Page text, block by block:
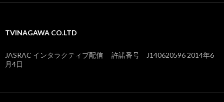
TVINAGAWA CO.LTD
JASRAC インタラクティブ配信 許諾番号 J140620596 2014年6
月4日